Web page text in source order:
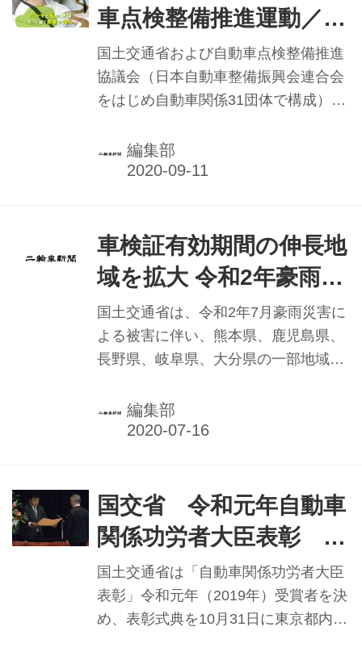
車点検整備推進運動／国
交省と関係31団体
国土交通省および自動車点検整備推進
協議会（日本自動車整備振興会連合会
をはじめ自動車関係31団体で構成）な
は8、9月の2カ月間）を「自動車点検
整備推進運動」強化月間として展開し
査協会、独立行政法人自動車事故対策
機構の協力を得て、全国各地で自動車
の日常点検や定期点検整備の必要性を
訴求する。
編集部
車検証有効期間の伸長地
域を拡大 令和2年豪雨災
害による被害に対応 国
交省
国土交通省は、令和2年7月豪雨災害に
よる被害に伴い、熊本県、鹿児島県、
長野県、岐阜県、大分県の一部地域の
証）の有効期間を8月4日まで伸長して
いるが、被害の状況にかんがみ、7月
編集部
国交省 令和元年自動車
関係功労者大臣表彰 二
輪業界推薦受賞は5名
国土交通省は「自動車関係功労者大臣
表彰」令和元年（2019年）受賞者を決
め、表彰式典を10月31日に東京都内の